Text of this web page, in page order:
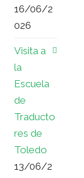
16/06/2
026
Visita a
la
Escuela
de
Traducto
res de
Toledo
13/06/2